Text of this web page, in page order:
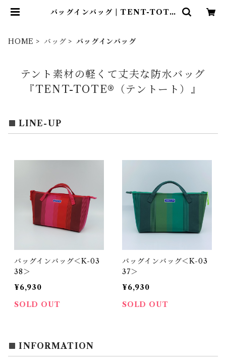
バッグインバッグ | TENT-TOTE
HOME バッグ バッグインバッグ
テント素材の軽くて丈夫な防水バッグ
『TENT-TOTE®（テントート）』
LINE-UP
バッグインバッグ＜K-03
38＞
¥6,930
SOLD OUT
バッグインバッグ＜K-03
37＞
¥6,930
SOLD OUT
INFORMATION